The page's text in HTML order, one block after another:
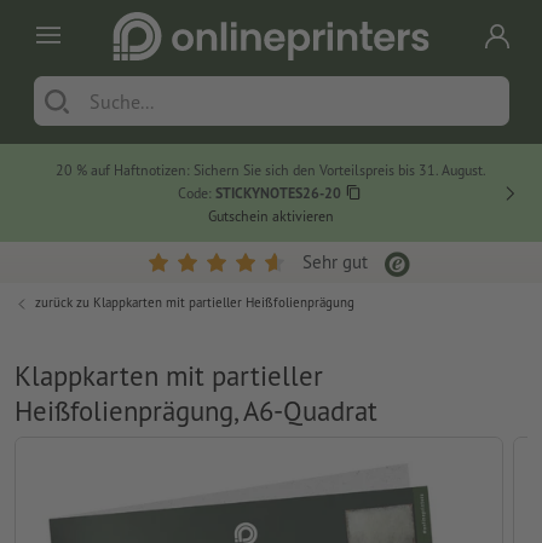
20 % auf Haftnotizen: Sichern Sie sich den Vorteilspreis bis 31. August.
Code: STICKYNOTES26-20
Gutschein aktivieren
Sehr gut
zurück zu Klappkarten mit partieller Heißfolienprägung
Klappkarten mit partieller
Heißfolienprägung, A6-Quadrat